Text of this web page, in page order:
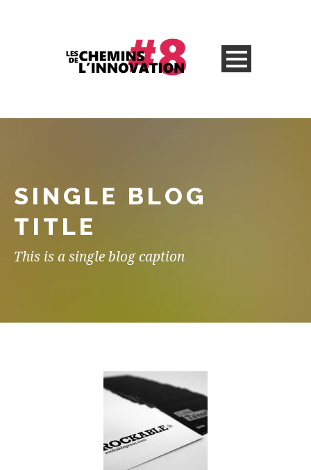
SINGLE BLOG
TITLE
This is a single blog caption